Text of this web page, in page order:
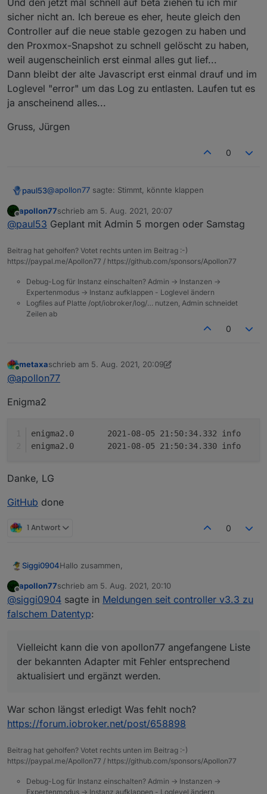
Und den jetzt mal schnell auf beta ziehen tu ich mir
sicher nicht an. Ich bereue es eher, heute gleich den
Controller auf die neue stable gezogen zu haben und
den Proxmox-Snapshot zu schnell gelöscht zu haben,
weil augenscheinlich erst einmal alles gut lief...
Dann bleibt der alte Javascript erst einmal drauf und im
Loglevel "error" um das Log zu entlasten. Laufen tut es
ja anscheinend alles...
Gruss, Jürgen
0
paul53@apollon77 sagte: Stimmt, könnte klappen
Dann sollte die Version 5.2.8 ganz schnell nach "stable"
gebracht werden!
Offline
apollon77schrieb am 5. Aug. 2021, 20:07
zuletzt editiert von
@paul53 Geplant mit Admin 5 morgen oder Samstag
Beitrag hat geholfen? Votet rechts unten im Beitrag :-)
https://paypal.me/Apollon77 / https://github.com/sponsors/Apollon77
Debug-Log für Instanz einschalten? Admin -> Instanzen ->
Expertenmodus -> Instanz aufklappen - Loglevel ändern
Logfiles auf Platte /opt/iobroker/log/… nutzen, Admin schneidet
Zeilen ab
0
Online
metaxaschrieb am 5. Aug. 2021, 20:09
zuletzt editiert von metaxa8. Mai 2021, 22:24
@apollon77
Enigma2
Danke, LG
GitHub done
1 Antwort 0
Siggi0904Hallo zusammen,
solange deconz nicht aktualisiert ist, kann ich leider
nicht umstellen.
Bei mir sind fast alle Geräte am deconz bzw.
Conbee II.
Auch ich bekomme die Infomeldung wie cash auch.
der bekannten Adapter mit Fehler entsprechend
aktualisiert und ergänzt werden.
Danke.
Offline
apollon77schrieb am 5. Aug. 2021, 20:10
zuletzt editiert von
@siggi0904 sagte in Meldungen seit controller v3.3 zu
falschem Datentyp:
Vielleicht kann die von apollon77 angefangene Liste
der bekannten Adapter mit Fehler entsprechend
aktualisiert und ergänzt werden.
War schon längst erledigt Was fehlt noch?
https://forum.iobroker.net/post/658898
Beitrag hat geholfen? Votet rechts unten im Beitrag :-)
https://paypal.me/Apollon77 / https://github.com/sponsors/Apollon77
Debug-Log für Instanz einschalten? Admin -> Instanzen ->
Expertenmodus -> Instanz aufklappen - Loglevel ändern